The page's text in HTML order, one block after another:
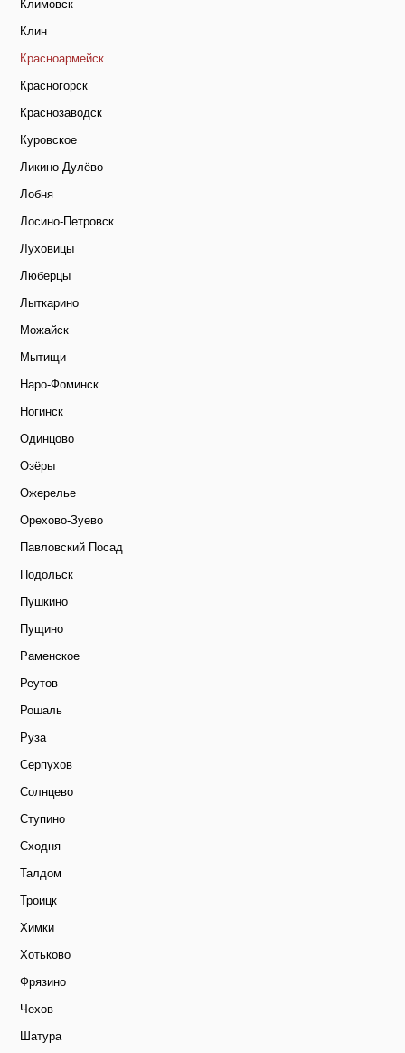
Климовск
Клин
Красноармейск
Красногорск
Краснозаводск
Куровское
Ликино-Дулёво
Лобня
Лосино-Петровск
Луховицы
Люберцы
Лыткарино
Можайск
Мытищи
Наро-Фоминск
Ногинск
Одинцово
Озёры
Ожерелье
Орехово-Зуево
Павловский Посад
Подольск
Пушкино
Пущино
Раменское
Реутов
Рошаль
Руза
Серпухов
Солнцево
Ступино
Сходня
Талдом
Троицк
Химки
Хотьково
Фрязино
Чехов
Шатура